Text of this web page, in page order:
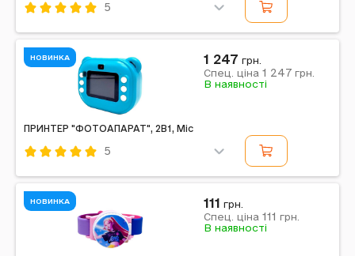
5
Комбінований
Примітка: Упаковка: Планшет | Тип батарейок: AG13 |
Кількість батарейок: 2 | Вага в упаковці: 35 г |
Розміри в упаковці: 9,5 x 2,5 x 14,5 см |...
НОВИНКА
ПРИНТЕР "ФОТОАПАРАТ", 2В1, Mic
5
Комбінований
Примітка: Упаковка: Коробка | Тип джерел живлення:
Акумулятор | Джерела живлення в комплекті: Є |
Вага в упаковці: 295 г | Габарити в упаковці: 13 x...
1 247 грн.
Спец. ціна 1 247 грн.
В наявності
НОВИНКА 111 грн.
Спец. ціна 111 грн.
В наявності